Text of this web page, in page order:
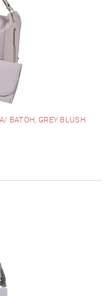
BATOH, GREY BLUSH